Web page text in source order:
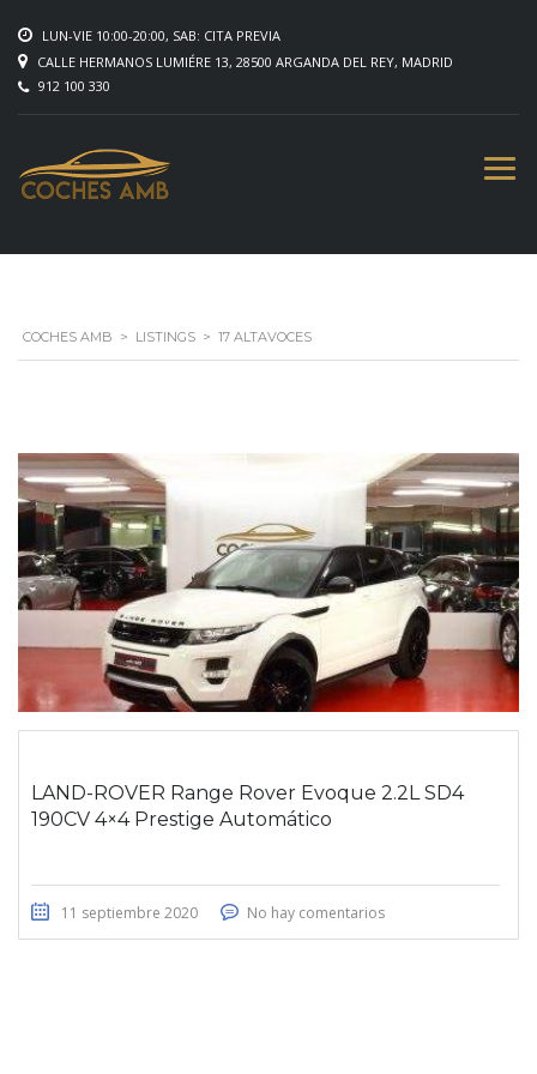
LUN-VIE 10:00-20:00, SAB: CITA PREVIA
CALLE HERMANOS LUMIÉRE 13, 28500 ARGANDA DEL REY, MADRID
912 100 330
COCHES AMB > LISTINGS > 17 ALTAVOCES
LAND-ROVER Range Rover Evoque 2.2L SD4
190CV 4×4 Prestige Automático
11 septiembre 2020 No hay comentarios